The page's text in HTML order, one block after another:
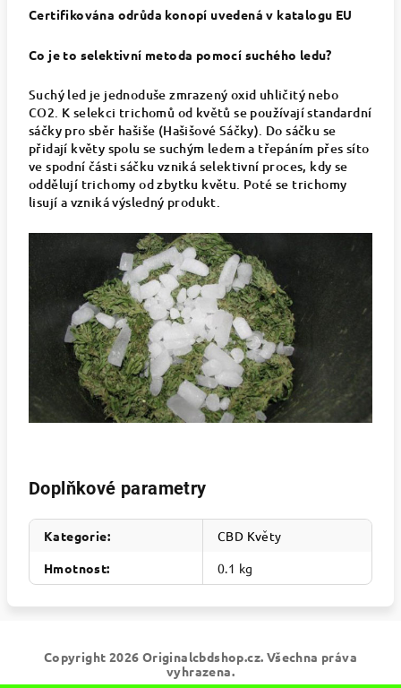
Certifikována odrůda konopí uvedená v katalogu EU
Co je to selektivní metoda pomocí suchého ledu?
Suchý led je jednoduše zmrazený oxid uhličitý nebo
CO2. K selekci trichomů od květů se používají standardní
sáčky pro sběr hašiše (Hašišové Sáčky). Do sáčku se
přidají květy spolu se suchým ledem a třepáním přes síto
ve spodní části sáčku vzniká selektivní proces, kdy se
oddělují trichomy od zbytku květu. Poté se trichomy
lisují a vzniká výsledný produkt.
Doplňkové parametry
Kategorie:
CBD Květy
Hmotnost: 0.1 kg
Copyright 2026 Originalcbdshop.cz. Všechna práva
vyhrazena.